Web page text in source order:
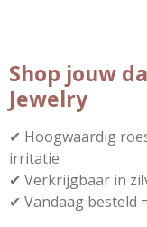
Shop jouw
Jewelry
✔ Hoogwaardig
irritatie
✔ Verkrijgbaar in
✔ Vandaag besteld